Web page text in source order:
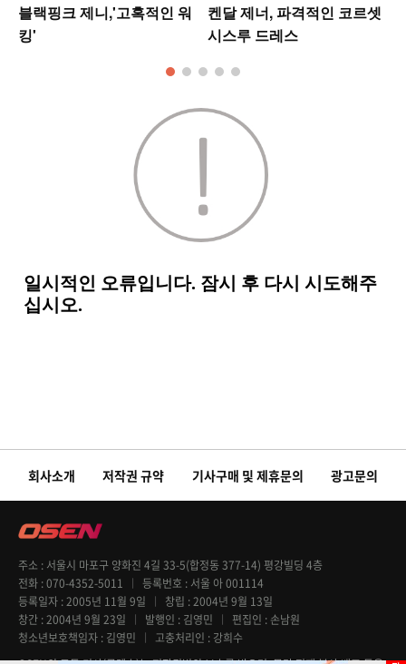
블랙핑크 제니,'고혹적인 워
킹'
켄달 제너, 파격적인 코르셋
시스루 드레스
회사소개 저작권 규약 기사구매 및 제휴문의 광고문의
주소
서울시 마포구 양화진 4길 33-5(합정동 377-14) 평강빌딩 4층
전화 070-4352-5011 등록번호
서울 아 001114
등록일자 2005년 11월 9일 창립 2004년 9월 13일
창간 2004년 9월 23일 발행인 김영민 편집인
손남원
청소년보호책임자 김영민 고충처리인
강희수